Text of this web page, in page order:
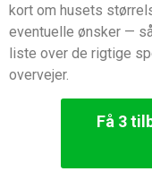
kort om husets
eventuelle ønsker —
liste over de rigtige
overvejer.
Få 3